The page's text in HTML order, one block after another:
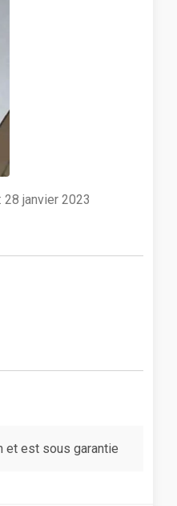
: 28 janvier 2023
et est sous garantie